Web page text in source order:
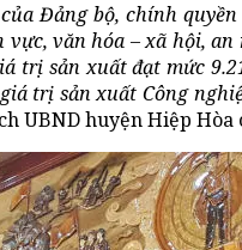
Đảng bộ, chính
văn hóa – xã hội,
trị sản xuất đạt mức
trị sản xuất Công
UBND huyện Hiệp Hòa